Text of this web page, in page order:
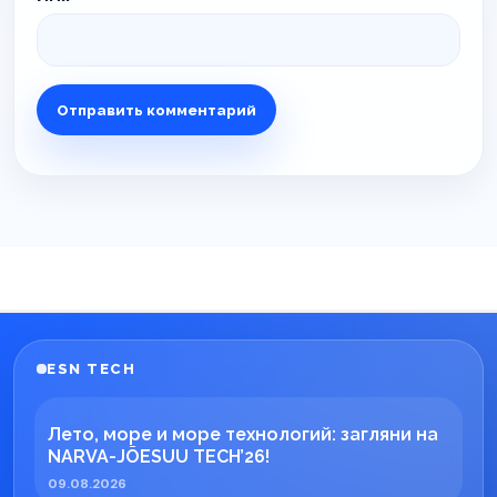
ESN TECH
Лето, море и море технологий: загляни на
NARVA-JÕESUU TECH’26!
09.08.2026